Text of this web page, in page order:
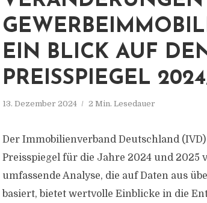
EIN BLICK AUF
PREISSPIEGEL
13. Dezember 2024 2 Min. Lesedauer
Der Immobilienverband Deutschland
Preisspiegel für die Jahre 2024 und 2025
umfassende Analyse, die auf Daten aus
basiert, bietet wertvolle Einblicke in die